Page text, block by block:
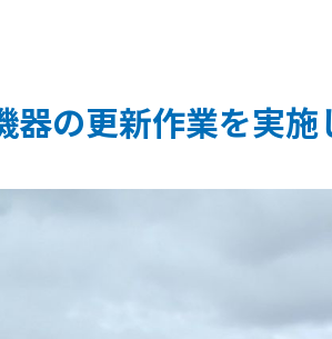
器の更新作業を実施